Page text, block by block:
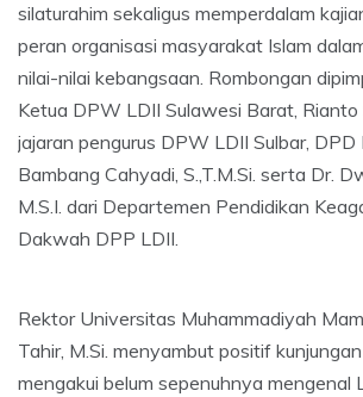
silaturahim sekaligus memperdalam
peran organisasi masyarakat Islam
nilai-nilai kebangsaan. Rombongan
Ketua DPW LDII Sulawesi Barat, Rianto
jajaran pengurus DPW LDII Sulbar, DPD
Bambang Cahyadi, S.,T.M.Si. serta Dr.
M.S.I. dari Departemen Pendidikan
Dakwah DPP LDII.
Rektor Universitas Muhammadiyah
Tahir, M.Si. menyambut positif
mengakui belum sepenuhnya mengenal